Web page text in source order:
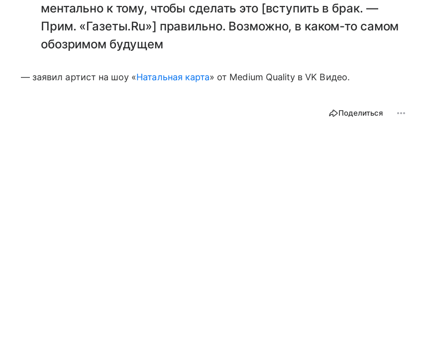
ментально к тому, чтобы сделать это [вступить в брак. —
Прим. «Газеты.Ru»] правильно. Возможно, в каком-то самом
обозримом будущем
— заявил артист на шоу «Натальная карта» от Medium Quality в VK Видео.
Поделиться